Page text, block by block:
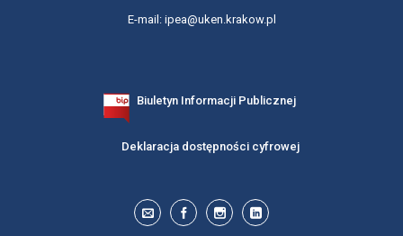
E-mail: ipea@uken.krakow.pl
Biuletyn Informacji Publicznej
Deklaracja dostępności cyfrowej